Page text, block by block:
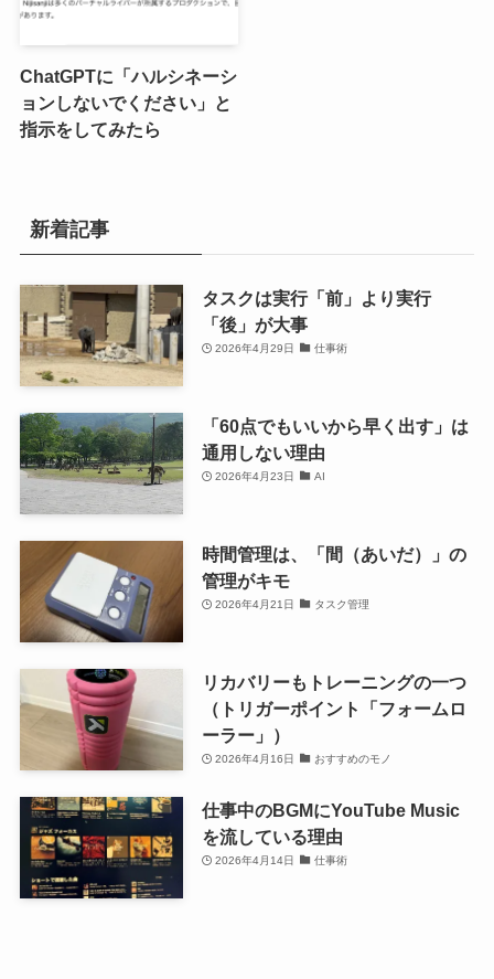
ChatGPTに「ハルシネーシ
ョンしないでください」と
指示をしてみたら
新着記事
タスクは実行「前」より実行
「後」が大事
2026年4月29日 仕事術
「60点でもいいから早く出す」は
通用しない理由
2026年4月23日 AI
時間管理は、「間（あいだ）」の
管理がキモ
2026年4月21日 タスク管理
リカバリーもトレーニングの一つ
（トリガーポイント「フォームロ
ーラー」）
2026年4月16日 おすすめのモノ
仕事中のBGMにYouTube Music
を流している理由
2026年4月14日 仕事術